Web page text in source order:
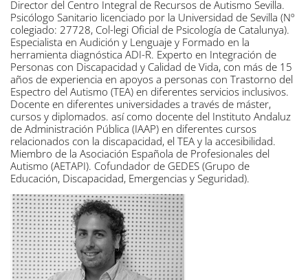
Director del Centro Integral de Recursos de Autismo Sevilla.
Psicólogo Sanitario licenciado por la Universidad de Sevilla (Nº
colegiado: 27728, Col-legi Oficial de Psicología de Catalunya).
Especialista en Audición y Lenguaje y Formado en la
herramienta diagnóstica ADI-R. Experto en Integración de
Personas con Discapacidad y Calidad de Vida, con más de 15
años de experiencia en apoyos a personas con Trastorno del
Espectro del Autismo (TEA) en diferentes servicios inclusivos.
Docente en diferentes universidades a través de máster,
cursos y diplomados. así como docente del Instituto Andaluz
de Administración Pública (IAAP) en diferentes cursos
relacionados con la discapacidad, el TEA y la accesibilidad.
Miembro de la Asociación Española de Profesionales del
Autismo (AETAPI). Cofundador de GEDES (Grupo de
Educación, Discapacidad, Emergencias y Seguridad).